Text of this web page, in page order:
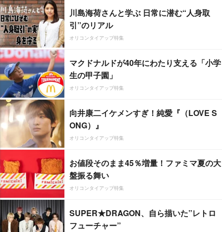
川島海荷さんと学ぶ 日常に潜む“人身取
引”のリアル
オリコンタイアップ特集
マクドナルドが40年にわたり支える「小学
生の甲子園」
オリコンタイアップ特集
向井康二イケメンすぎ！純愛『（LOVE S
ONG）』
オリコンタイアップ特集
お値段そのまま45％増量！ファミマ夏の大
盤振る舞い
オリコンタイアップ特集
SUPER★DRAGON、自ら描いた”レトロ
フューチャー”